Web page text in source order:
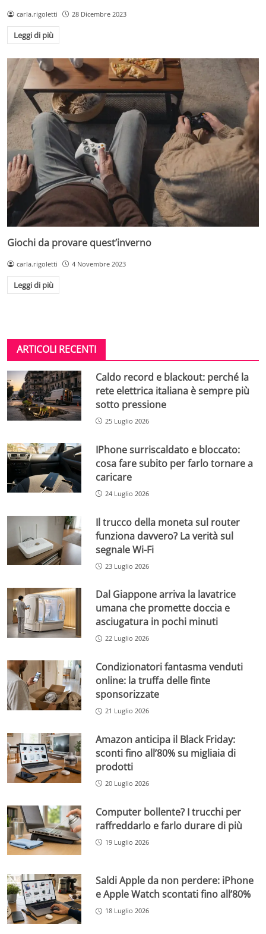
carla.rigoletti 28 Dicembre 2023
Leggi di più
Giochi da provare quest’inverno
carla.rigoletti 4 Novembre 2023
Leggi di più
ARTICOLI RECENTI
Caldo record e blackout: perché la
rete elettrica italiana è sempre più
sotto pressione
25 Luglio 2026
IPhone surriscaldato e bloccato:
cosa fare subito per farlo tornare a
caricare
24 Luglio 2026
Il trucco della moneta sul router
funziona davvero? La verità sul
segnale Wi-Fi
23 Luglio 2026
Dal Giappone arriva la lavatrice
umana che promette doccia e
asciugatura in pochi minuti
22 Luglio 2026
Condizionatori fantasma venduti
online: la truffa delle finte
sponsorizzate
21 Luglio 2026
Amazon anticipa il Black Friday:
sconti fino all’80% su migliaia di
prodotti
20 Luglio 2026
Computer bollente? I trucchi per
raffreddarlo e farlo durare di più
19 Luglio 2026
Saldi Apple da non perdere: iPhone
e Apple Watch scontati fino all’80%
18 Luglio 2026